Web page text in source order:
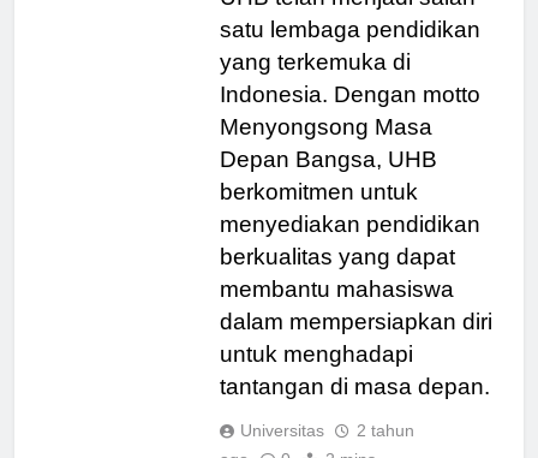
UHB telah menjadi salah
satu lembaga pendidikan
yang terkemuka di
Indonesia. Dengan motto
Menyongsong Masa
Depan Bangsa, UHB
berkomitmen untuk
menyediakan pendidikan
berkualitas yang dapat
membantu mahasiswa
dalam mempersiapkan diri
untuk menghadapi
tantangan di masa depan.
Universitas
2 tahun